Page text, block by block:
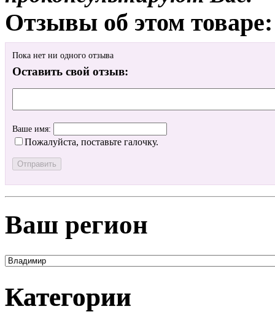
Отзывы об этом товаре:
Пока нет ни одного отзыва
Оставить свой отзыв:
Ваше имя:
Пожалуйста, поставьте галочку.
Ваш регион
Категории